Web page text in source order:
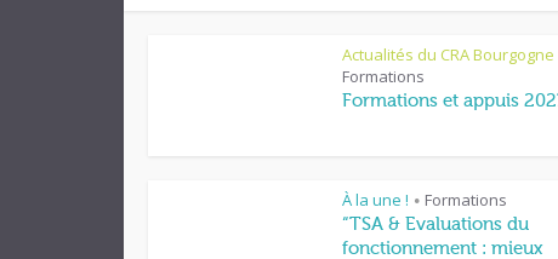
Actualités du CRA Bourgogne
Formations
Formations et appuis
À la une ! • Formations
“TSA & Evaluations du
fonctionnement : mieux